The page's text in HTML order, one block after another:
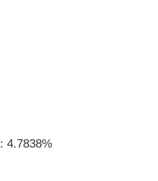
: 4.7838%